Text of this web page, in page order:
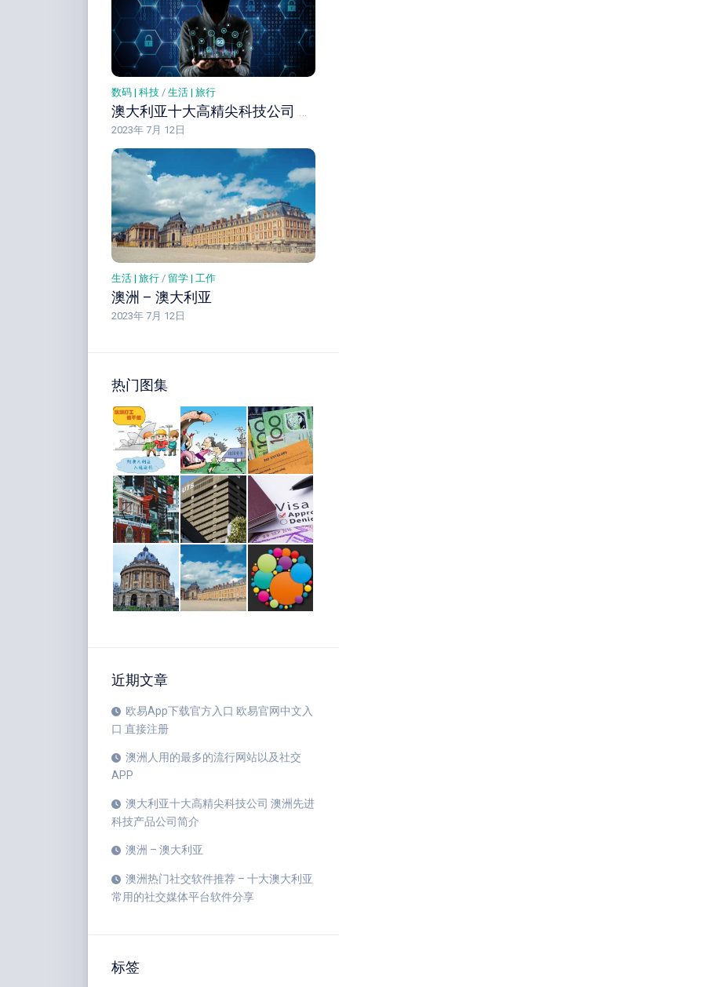
数码 | 科技 / 生活 | 旅行
2023年 7月 12日
生活 | 旅行 / 留学 | 工作
澳洲 – 澳大利亚
2023年 7月 12日
热门图集
近期文章
欧易App下载官方入口 欧易官网中文入
口 直接注册
澳洲人用的最多的流行网站以及社交
APP
澳大利亚十大高精尖科技公司 澳洲先进
科技产品公司简介
澳洲 – 澳大利亚
澳洲热门社交软件推荐 – 十大澳大利亚
常用的社交媒体平台软件分享
标签